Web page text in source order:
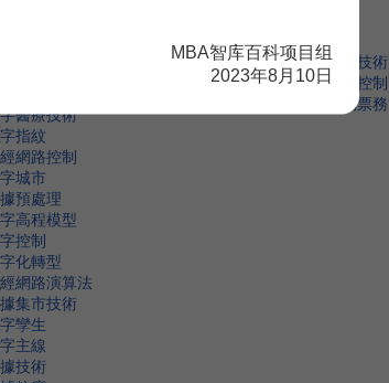
醫療技術
指紋
網路控制
城市
預處理
高程模型
控制
化轉型
網路演算法
集市技術
孿生
主線
技術
移動技術
應用控制
移動票務
MBA智库百科项目组
2023年8月10日